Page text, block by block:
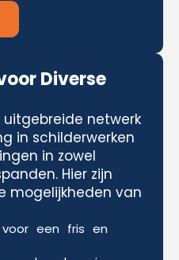
Diverse
uitgebreide netwerk
in schilderwerken
in zowel
Hier zijn
mogelijkheden van
voor een fris en